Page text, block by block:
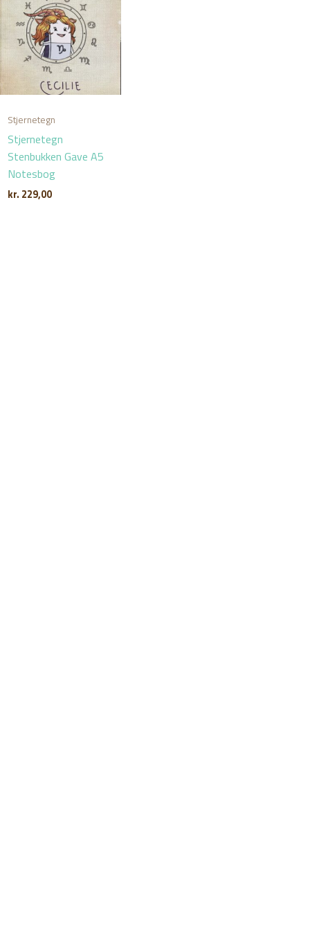
Stjernetegn
Stjernetegn
Stenbukken Gave A5
Notesbog
kr. 229,00